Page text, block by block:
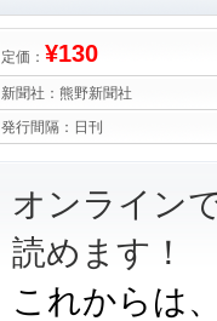
定価： ¥130
新聞社： 熊野新聞社
発行間隔： 日刊
オンライン
読めます！
これからは